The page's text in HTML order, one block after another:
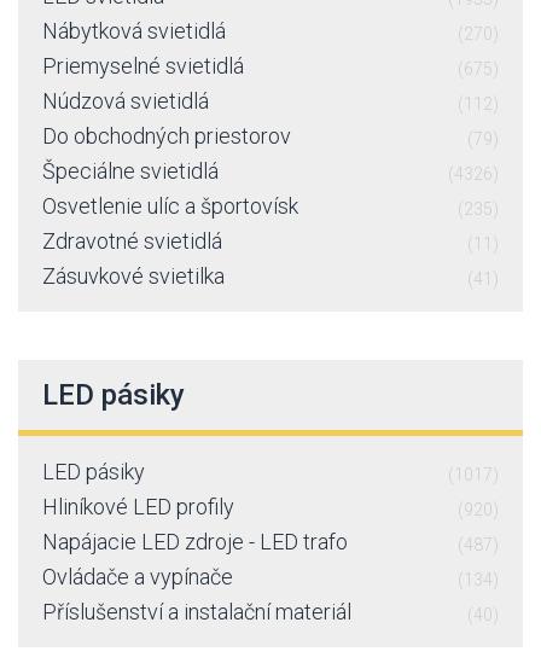
Nábytková svietidlá (270)
Priemyselné svietidlá (675)
Núdzová svietidlá (112)
Do obchodných priestorov (79)
Špeciálne svietidlá (4326)
Osvetlenie ulíc a športovísk (235)
Zdravotné svietidlá (11)
Zásuvkové svietilka (41)
LED pásiky
LED pásiky (1017)
Hliníkové LED profily (920)
Napájacie LED zdroje - LED trafo (487)
Ovládače a vypínače (134)
Příslušenství a instalační materiál (40)